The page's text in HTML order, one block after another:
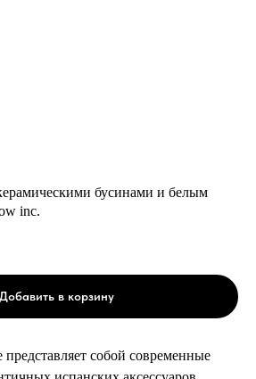
бусинами и белым
inc.
Добавить в корзину
собой современные